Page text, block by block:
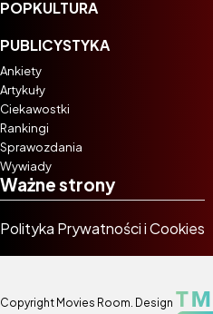
POPKULTURA
PUBLICYSTYKA
Ankiety
Artykuły
Ciekawostki
Rankingi
Sprawozdania
Wywiady
Ważne strony
Polityka Prywatności i Cookies
Copyright Movies Room. Design